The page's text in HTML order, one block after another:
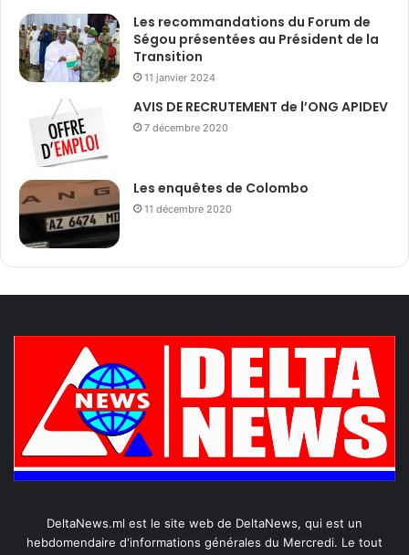
Les recommandations du Forum de
Ségou présentées au Président de la
Transition
11 janvier 2024
AVIS DE RECRUTEMENT de l’ONG APIDEV
7 décembre 2020
Les enquêtes de Colombo
11 décembre 2020
DeltaNews.ml est le site web de DeltaNews, qui est un
hebdomendaire d'informations générales du Mercredi. Le tout